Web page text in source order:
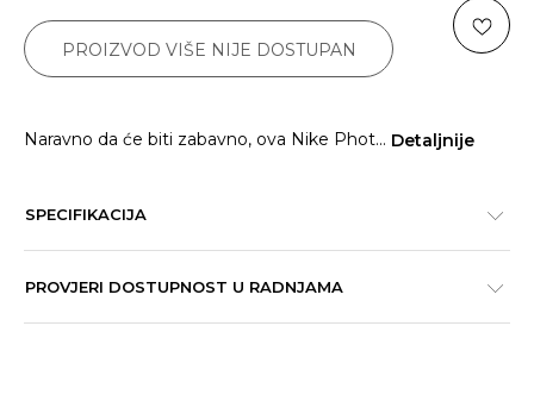
PROIZVOD VIŠE NIJE DOSTUPAN
Naravno da će biti zabavno, ova Nike Phot... Detaljnije
SPECIFIKACIJA
PROVJERI DOSTUPNOST U RADNJAMA